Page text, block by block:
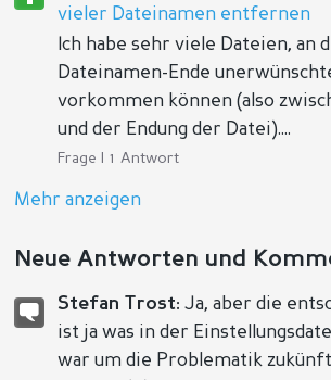
vieler Dateinamen entfernen
Ich habe sehr viele Dateien, an
Dateinamen-Ende
vorkommen können (also
und der Endung der Datei)....
Frage | 1 Antwort
Mehr anzeigen
Neue Antworten und
Stefan Trost: Ja, aber die
ist ja was in der
war um die Problematik